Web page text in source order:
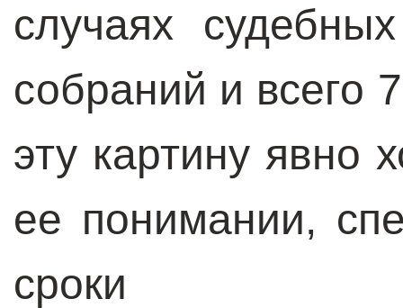
случаях
собраний и всего
эту картину явно
ее понимании,
сроки